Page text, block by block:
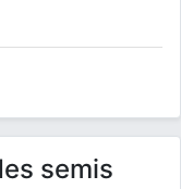
semis